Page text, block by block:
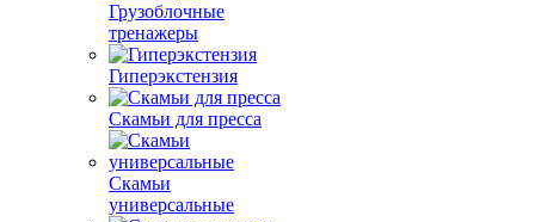
Грузоблочные
тренажеры
Гиперэкстензия
Скамьи для пресса
Скамьи
универсальные